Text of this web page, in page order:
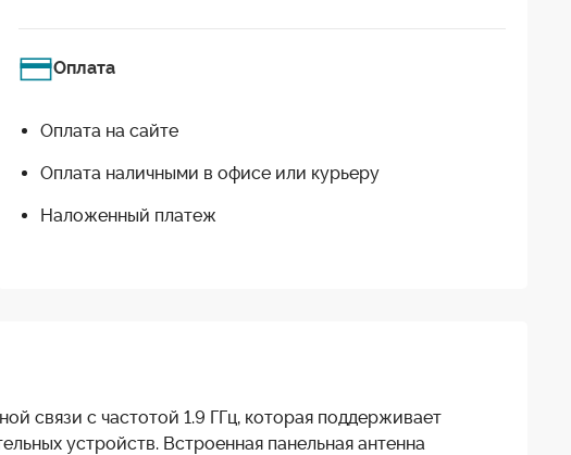
Оплата
Оплата на сайте
Оплата наличными в офисе или курьеру
Наложенный платеж
связи с частотой 1.9 ГГц, которая поддерживает
устройств. Встроенная панельная антенна